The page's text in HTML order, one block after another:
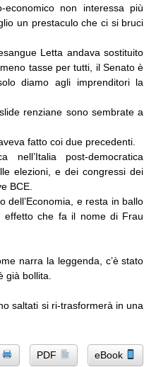
non interessa più
un prestaculo che ci si bruci
Letta andava sostituito
tasse per tutti, il Senato è
diamo agli imprenditori la
renziane sono sembrate a
fatto coi due precedenti.
post-democratica
elezioni, e dei congressi dei
BCE.
dell’Economia, e resta in ballo
effetto che fa il nome di Frau
narra la leggenda, c’è stato
già bollita.
saltati si ri-trasformerà in una
PDF eBook